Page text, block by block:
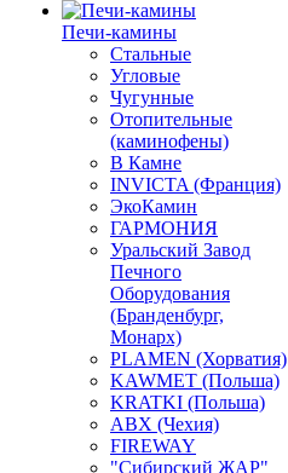
Печи-камины
Стальные
Угловые
Чугунные
Отопительные
(каминофены)
В Камне
INVICTA (Франция)
ЭкоКамин
ГАРМОНИЯ
Уральский Завод
Печного
Оборудования
(Бранденбург,
Монарх)
PLAMEN (Хорватия)
KAWMET (Польша)
KRATKI (Польша)
ABX (Чехия)
FIREWAY
"Сибирский ЖАР"